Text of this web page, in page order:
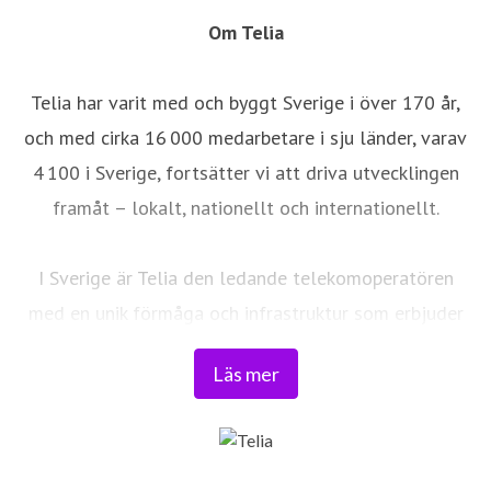
Om Telia
Telia har varit med och byggt Sverige i över 170 år,
och med cirka 16 000 medarbetare i sju länder, varav
4 100 i Sverige, fortsätter vi att driva utvecklingen
framåt – lokalt, nationellt och internationellt.
I Sverige är Telia den ledande telekomoperatören
med en unik förmåga och infrastruktur som erbjuder
robust, säker och pålitlig uppkoppling – för hela
landet. Från seniorer och familjer till småföretag och
digitaliseringens kraft i vardagen och är en del av
Läs mer